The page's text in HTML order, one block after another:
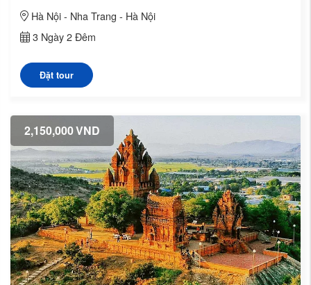
Hà Nội - Nha Trang - Hà Nội
3 Ngày 2 Đêm
Đặt tour
2,150,000VND